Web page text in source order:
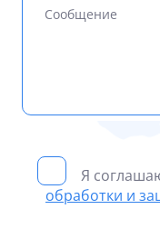
Я
обработки и